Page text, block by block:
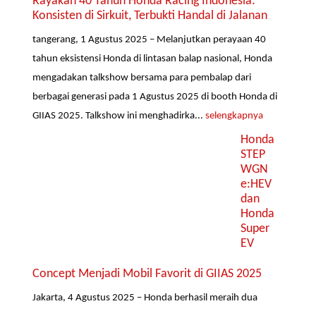
Konsisten di Sirkuit, Terbukti Handal di Jalanan
tangerang, 1 Agustus 2025 – Melanjutkan perayaan 40
tahun eksistensi Honda di lintasan balap nasional, Honda
mengadakan talkshow bersama para pembalap dari
berbagai generasi pada 1 Agustus 2025 di booth Honda di
GIIAS 2025. Talkshow ini menghadirka...selengkapnya
Honda
STEP
WGN
e:HEV
dan
Honda
Super
EV
Concept Menjadi Mobil Favorit di GIIAS 2025
Jakarta, 4 Agustus 2025 – Honda berhasil meraih dua